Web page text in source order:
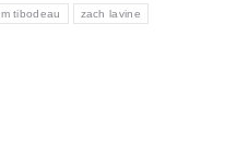
tibodeau zach lavine